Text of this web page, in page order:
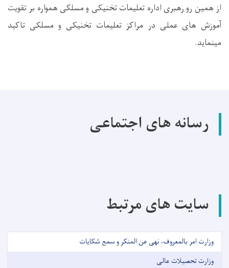
از همین رو رهبری اداره تعلیمات تخنیکی و مسلکی همواره بر تقویت
آموزش های عملی در مراکز تعلیمات تخنیکی و مسلکی تاکید
مینماید.
رسانه های اجتماعی
سایت های مرتبط
وزارت امر بالمعروف، نهی عن المنکر و سمع شکایات
وزارت تحصیلات عالی